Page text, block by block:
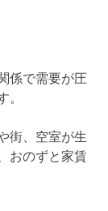
係で需要が圧
。
街、空室が生
おのずと家賃